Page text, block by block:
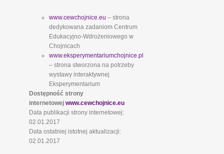
www.cewchojnice.eu – strona
dedykowana zadaniom Centrum
Edukacyjno-Wdrożeniowego w
Chojnicach
www.eksperymentariumchojnice.pl
– strona stworzona na potrzeby
wystawy interaktywnej
Eksperymentarium
Dostępność strony
internetowej www.cewchojnice.eu
Data publikacji strony internetowej:
02.01.2017
Data ostatniej istotnej aktualizacji:
02.01.2017